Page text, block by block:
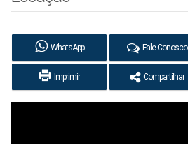
WhatsApp Fale Conosco
Imprimir Compartilhar